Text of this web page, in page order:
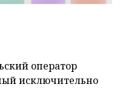
оператор
исключительно